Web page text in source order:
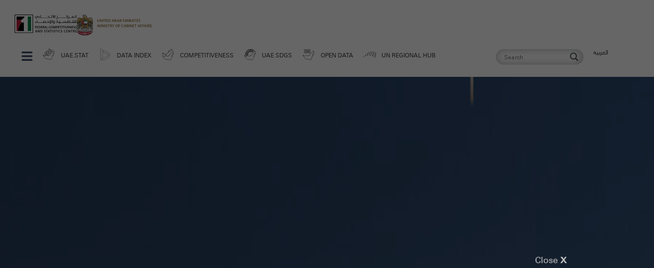
UAE.STAT DATA INDEX COMPETITIVENESS UAE SDGS OPEN DATA UN REGIONAL HUB العربية
CloseX